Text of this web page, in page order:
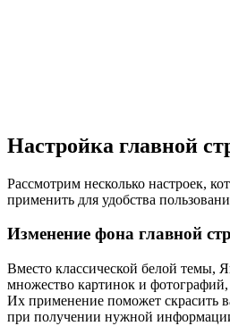
Настройка главной
Рассмотрим несколько настроек,
применить для удобства
Изменение фона главной
Вместо классической белой темы,
множество картинок и
Их применение поможет скрасить
при получении нужной